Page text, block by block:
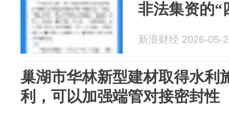
非法集资的“
新浪财经 2026-05-
巢湖市华林新型建材取得水利
利，可以加强端管对接密封性